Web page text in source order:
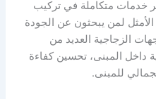
خدمات متكاملة في تركيب
الأمثل لمن يبحثون عن الجودة
الزجاجية العديد من
داخل المبنى، تحسين كفاءة
للمبنى.